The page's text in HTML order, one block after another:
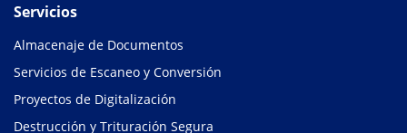
Servicios
Almacenaje de Documentos
Servicios de Escaneo y Conversión
Proyectos de Digitalización
Destrucción y Trituración Segura